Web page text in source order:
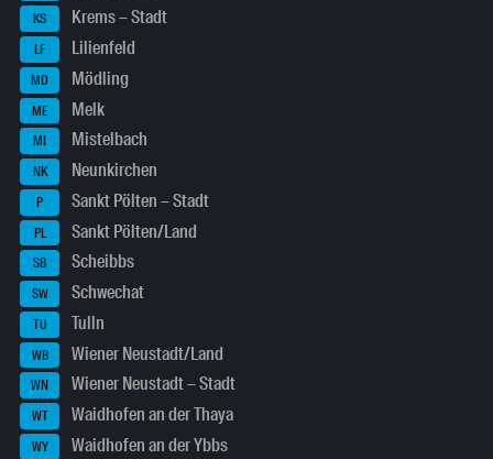
KS Krems – Stadt
LF Lilienfeld
MD Mödling
ME Melk
MI Mistelbach
NK Neunkirchen
P Sankt Pölten – Stadt
PL Sankt Pölten/Land
SB Scheibbs
SW Schwechat
TU Tulln
WB Wiener Neustadt/Land
WN Wiener Neustadt – Stadt
WT Waidhofen an der Thaya
WY Waidhofen an der Ybbs